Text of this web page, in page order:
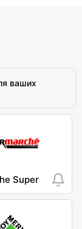
ваших
Super